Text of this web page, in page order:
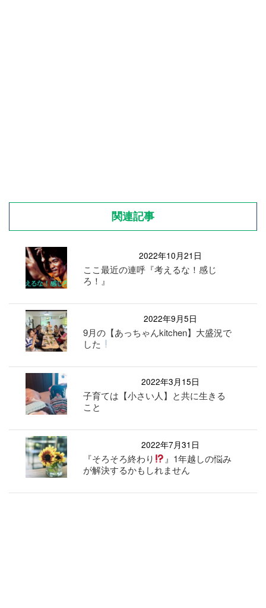
関連記事
2022年10月21日
ここ最近の連呼『考えるな！感じ
ろ！』
2022年9月5日
9月の【あっちゃんkitchen】大盛況で
した
2022年3月15日
子育ては【小さい人】と共に生きる
こと
2022年7月31日
『そろそろ終わり
』1年越しの悩み
が解決するかもしれません